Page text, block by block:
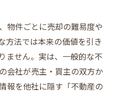
物件ごとに売却の難易度や
方法では本来の価値を引き
ません。実は、一般的な不
会社が売主・買主の双方か
報を他社に隠す「不動産の